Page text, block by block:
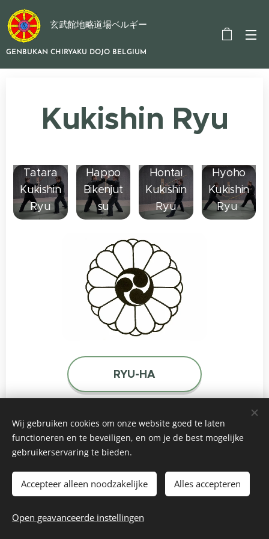
玄武館地略道場ベルギー
GENBUKAN CHIRYAKU DOJO BELGIUM
Kukishin Ryu
Tatara
Kukishin
Ryu
Happo
Bikenjut
su
Hontai
Kukishin
Ryu
Hyoho
Kukishin
Ryu
RYU-HA
Website bydry.media Cookies
Nederlands
Wij gebruiken cookies om onze website goed te laten
functioneren en te beveiligen, en om je de best mogelijke
gebruikerservaring te bieden.
Accepteer alleen noodzakelijke Alles accepteren
Open geavanceerde instellingen